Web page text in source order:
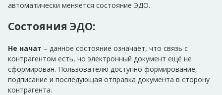
автоматически меняется состояние ЭДО.
Состояния ЭДО:
Не начат – данное состояние означает, что связь с
контрагентом есть, но электронный документ ещё не
сформирован. Пользователю доступно формирование,
подписание и последующая отправка документа в сторону
контрагента.